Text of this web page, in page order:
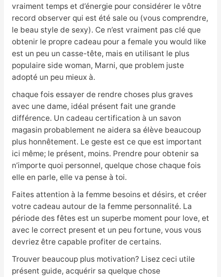
vraiment temps et d’énergie pour considérer le vôtre
record observer qui est été sale ou (vous comprendre,
le beau style de sexy). Ce n’est vraiment pas clé que
obtenir le propre cadeau pour a female you would like
est un peu un casse-tête, mais en utilisant le plus
populaire side woman, Marni, que problem juste
adopté un peu mieux à.
chaque fois essayer de rendre choses plus graves
avec une dame, idéal présent fait une grande
différence. Un cadeau certification à un savon
magasin probablement ne aidera sa élève beaucoup
plus honnêtement. Le geste est ce que est important
ici même; le présent, moins. Prendre pour obtenir sa
n’importe quoi personnel, quelque chose chaque fois
elle en parle, elle va pense à toi.
Faites attention à la femme besoins et désirs, et créer
votre cadeau autour de la femme personnalité. La
période des fêtes est un superbe moment pour love, et
avec le correct present et un peu fortune, vous vous
devriez être capable profiter de certains.
Trouver beaucoup plus motivation? Lisez ceci utile
présent guide, acquérir sa quelque chose